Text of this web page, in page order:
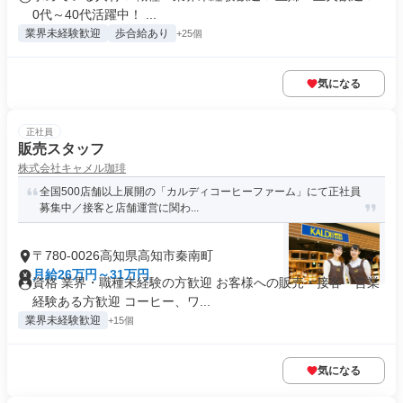
0代～40代活躍中！ ...
業界未経験歓迎 歩合給あり +25個
気になる
正社員
販売スタッフ
株式会社キャメル珈琲
全国500店舗以上展開の「カルディコーヒーファーム」にて正社員
募集中／接客と店舗運営に関わ...
〒780-0026高知県高知市秦南町
月給26万円～31万円
資格 業界・職種未経験の方歓迎 お客様への販売・接客・営業
経験ある方歓迎 コーヒー、ワ...
業界未経験歓迎 +15個
気になる